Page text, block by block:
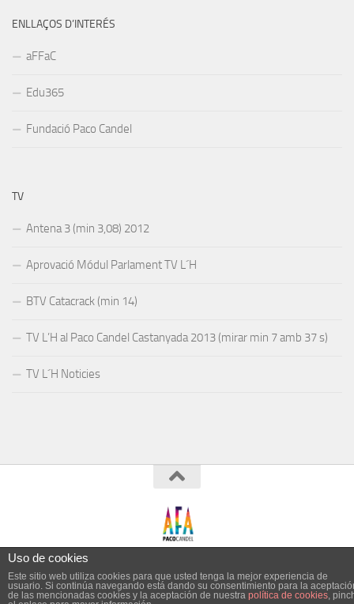
ENLLAÇOS D’INTERÉS
aFFaC
Edu365
Fundació Paco Candel
TV
Antena 3 (min 3,08) 2012
Aprovació Módul Parlament TV L´H
BTV Catacrack (min 14)
TV L’H al Paco Candel Castanyada 2013 (mirar min 7 amb 37 s)
TV L´H Noticies
Uso de cookies
Este sitio web utiliza cookies para que usted tenga la mejor experiencia de
usuario. Si continúa navegando está dando su consentimiento para la
de las mencionadas cookies y la aceptación de nuestra política de cookies,
Esta página utiliza cookies y otras
tecnologías para que podamos mejorar
su experiencia en nuestros sitios:Más
Aceptar Rechazar